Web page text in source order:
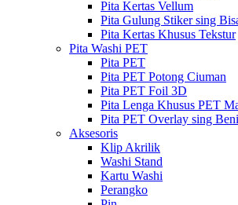
Pita Kertas Vellum
Pita Gulung Stiker sing
Pita Kertas Khusus Tekstur
Pita Washi PET
Pita PET
Pita PET Potong Ciuman
Pita PET Foil 3D
Pita Lenga Khusus PET
Pita PET Overlay sing
Aksesoris
Klip Akrilik
Washi Stand
Kartu Washi
Perangko